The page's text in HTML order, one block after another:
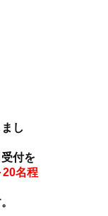
し
付を
20名程